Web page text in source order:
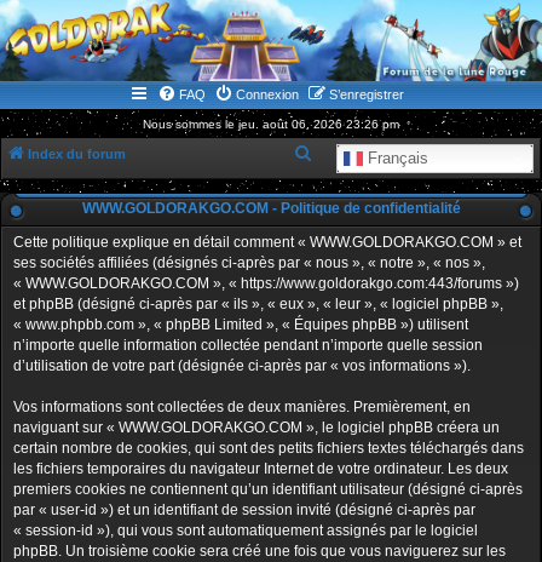
WWW.GOLDORAKGO.COM
le site de la Lune Rouge
FAQ Connexion S’enregistrer
Nous sommes le jeu. août 06, 2026 23:26 pm
Index du forum Français
e
c
h
e
c
r
WWW.GOLDORAKGO.COM - Politique de confidentialité
Cette politique explique en détail comment « WWW.GOLDORAKGO.COM » et
ses sociétés affiliées (désignés ci-après par « nous », « notre », « nos »,
« WWW.GOLDORAKGO.COM », « https://www.goldorakgo.com:443/forums »)
et phpBB (désigné ci-après par « ils », « eux », « leur », « logiciel phpBB »,
« www.phpbb.com », « phpBB Limited », « Équipes phpBB ») utilisent
n’importe quelle information collectée pendant n’importe quelle session
d’utilisation de votre part (désignée ci-après par « vos informations »).
Vos informations sont collectées de deux manières. Premièrement, en
naviguant sur « WWW.GOLDORAKGO.COM », le logiciel phpBB créera un
certain nombre de cookies, qui sont des petits fichiers textes téléchargés dans
les fichiers temporaires du navigateur Internet de votre ordinateur. Les deux
premiers cookies ne contiennent qu’un identifiant utilisateur (désigné ci-après
par « user-id ») et un identifiant de session invité (désigné ci-après par
« session-id »), qui vous sont automatiquement assignés par le logiciel
phpBB. Un troisième cookie sera créé une fois que vous naviguerez sur les